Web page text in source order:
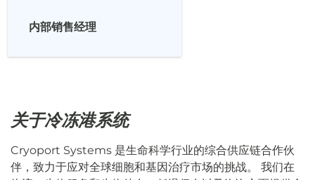
内部销售经理
关于冷冻港系统
Cryoport Systems 是生命科学行业的综合供应链合作伙
伴，致力于应对全球细胞和基因治疗市场的挑战。 我们在